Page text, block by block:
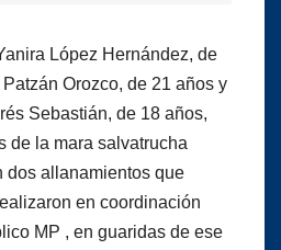
López Hernández, de
Orozco, de 21 años y
Sebastián, de 18 años,
de la mara salvatrucha
dos allanamientos que
en coordinación
MP , en guaridas de ese